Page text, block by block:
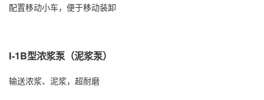
配置移动小车，便于移动装卸
I-1B型浓浆泵（泥浆泵）
输送浓浆、泥浆，超耐磨